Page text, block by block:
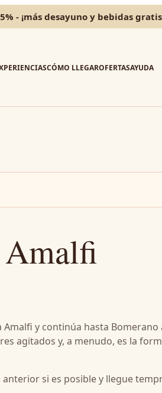
- ¡más desayuno y bebidas
CÓMO LLEGAROFERTASAYUDA
Amalfi
y continúa hasta Bomerano
agitados y, a menudo, es la
si es posible y llegue